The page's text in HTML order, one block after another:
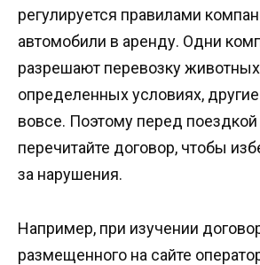
регулируется правилами
автомобили в аренду. Одни
разрешают перевозку
определенных условиях,
вовсе. Поэтому перед
перечитайте договор, чтобы
за нарушения.
Например, при изучении
размещенного на сайте